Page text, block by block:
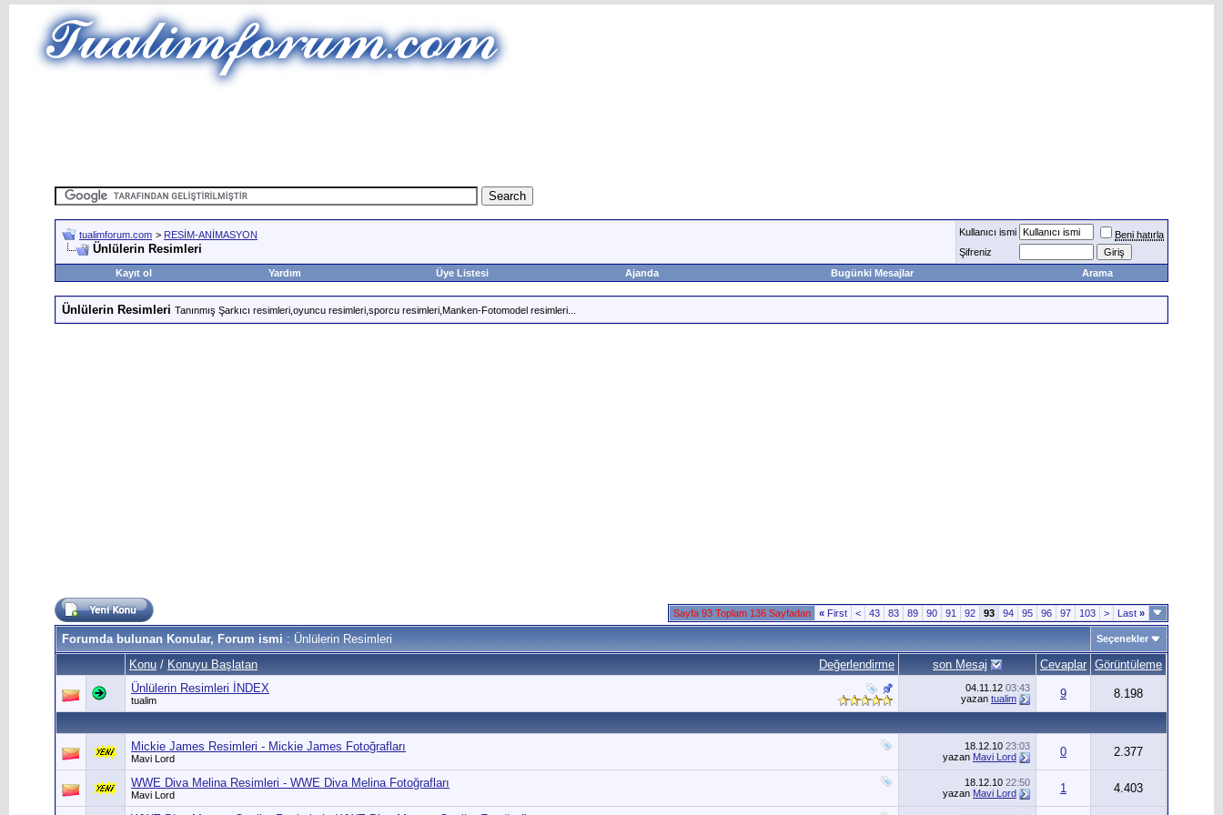
tualimforum.com > RESİM-ANİMASYON
Ünlülerin Resimleri
Kullanıcı ismi
Beni hatırla
Şifreniz
Kayıt ol
Yardım Üye Listesi Ajanda Bugünki Mesajlar Arama
Ünlülerin Resimleri Tanınmış Şarkıcı resimleri,oyuncu resimleri,sporcu resimleri,Manken-Fotomodel resimleri...
Sayfa 93 Toplam 136 Sayfadan « First < 43 83 89 90 91 92 93 94 95 96 97 103 > Last »
Forumda bulunan Konular, Forum ismi : Ünlülerin Resimleri Seçenekler
Değerlendirme
Konu / Konuyu Başlatan son Mesaj Cevaplar Görüntüleme
Ünlülerin Resimleri İNDEX
tualim
04.11.12 03:43
yazan tualim 9 8.198
Mickie James Resimleri - Mickie James Fotoğrafları
Mavi Lord
18.12.10 23:03
yazan Mavi Lord 0 2.377
WWE Diva Melina Resimleri - WWE Diva Melina Fotoğrafları
Mavi Lord
18.12.10 22:50
yazan Mavi Lord 1 4.403